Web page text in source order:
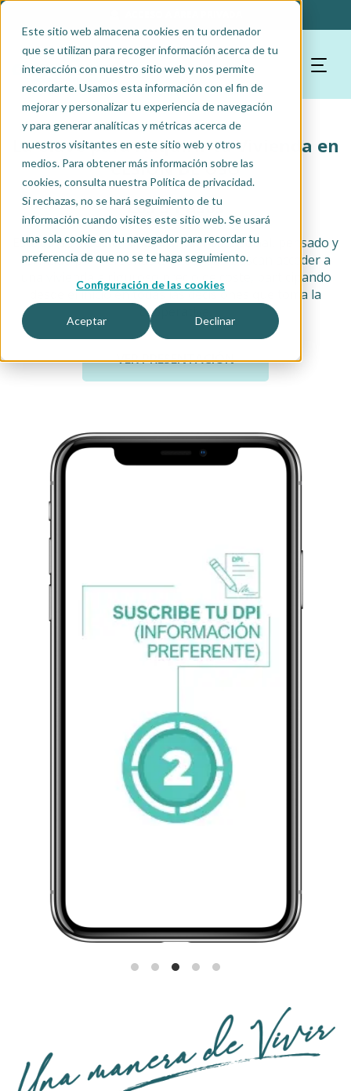
Este sitio web almacena cookies en tu ordenador
que se utilizan para recoger información acerca de tu
interacción con nuestro sitio web y nos permite
recordarte. Usamos esta información con el fin de
mejorar y personalizar tu experiencia de navegación
y para generar analíticas y métricas acerca de
nuestros visitantes en este sitio web y otros
medios. Para obtener más información sobre las
cookies, consulta nuestra Política de privacidad.
Si rechazas, no se hará seguimiento de tu
información cuando visites este sitio web. Se usará
una sola cookie en tu navegador para recordar tu
preferencia de que no se te haga seguimiento.
Configuración de las cookies
Aceptar Declinar
La Clave para Adquirir tu Vivienda en
CESIÓN DE USO
Los 5 Pasos
Este es un modelo fundamentalmente social, pensado y
formado por personas (socios) que buscan acceder a
una vivienda a riguroso precio de coste, participando
desde el inicio en todas las decisiones que toma la
cooperativa.
VER PRESENTACIÓN